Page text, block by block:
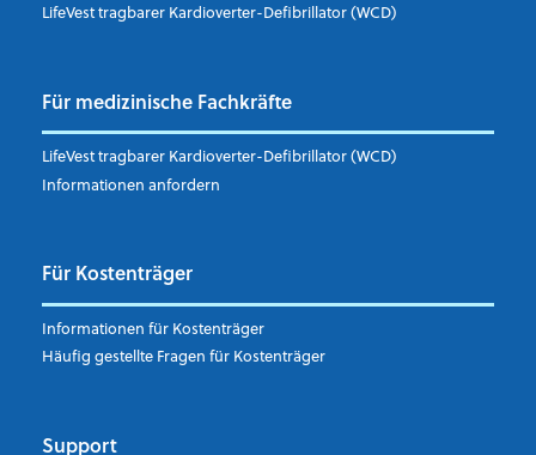
LifeVest tragbarer Kardioverter-Defibrillator (WCD)
Für medizinische Fachkräfte
LifeVest tragbarer Kardioverter-Defibrillator (WCD)
Informationen anfordern
Für Kostenträger
Informationen für Kostenträger
Häufig gestellte Fragen für Kostenträger
Support